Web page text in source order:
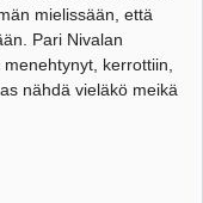
mielissään, että
Pari Nivalan
kerrottiin,
nähdä vieläkö meikä